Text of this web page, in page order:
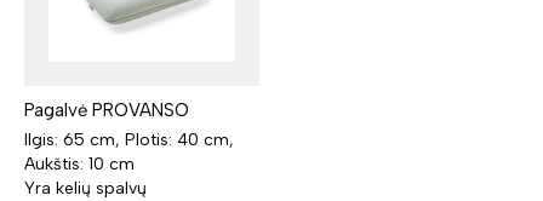
Pagalvė PROVANSO
Ilgis: 65 cm, Plotis: 40 cm,
Aukštis: 10 cm
Yra kelių spalvų